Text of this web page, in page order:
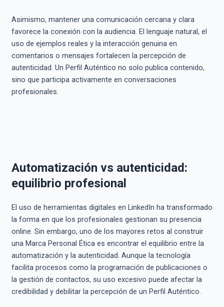
Asimismo, mantener una comunicación cercana y clara
favorece la conexión con la audiencia. El lenguaje natural, el
uso de ejemplos reales y la interacción genuina en
comentarios o mensajes fortalecen la percepción de
autenticidad. Un Perfil Auténtico no solo publica contenido,
sino que participa activamente en conversaciones
profesionales.
Automatización vs autenticidad:
equilibrio profesional
El uso de herramientas digitales en LinkedIn ha transformado
la forma en que los profesionales gestionan su presencia
online. Sin embargo, uno de los mayores retos al construir
una Marca Personal Ética es encontrar el equilibrio entre la
automatización y la autenticidad. Aunque la tecnología
facilita procesos como la programación de publicaciones o
la gestión de contactos, su uso excesivo puede afectar la
credibilidad y debilitar la percepción de un Perfil Auténtico.